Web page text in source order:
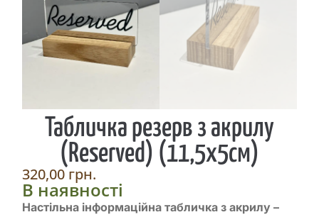
Табличка резерв з акрилу
(Reserved) (11,5х5см)
320,00 грн.
В наявності
Настільна інформаційна табличка з акрилу –